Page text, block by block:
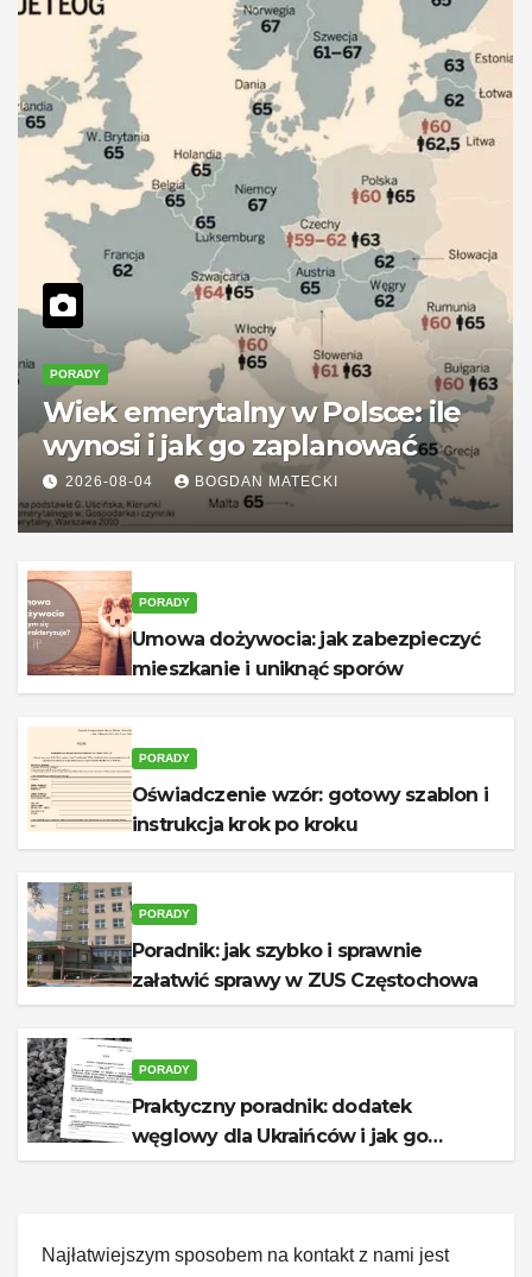
PORADY
Wiek emerytalny w Polsce: ile
wynosi i jak go zaplanować
2026-08-04 BOGDAN MATECKI
PORADY
Umowa dożywocia: jak zabezpieczyć
mieszkanie i uniknąć sporów
PORADY
Oświadczenie wzór: gotowy szablon i
instrukcja krok po kroku
PORADY
Poradnik: jak szybko i sprawnie
załatwić sprawy w ZUS Częstochowa
PORADY
Praktyczny poradnik: dodatek
węglowy dla Ukraińców i jak go
otrzymać
Najłatwiejszym sposobem na kontakt z nami jest